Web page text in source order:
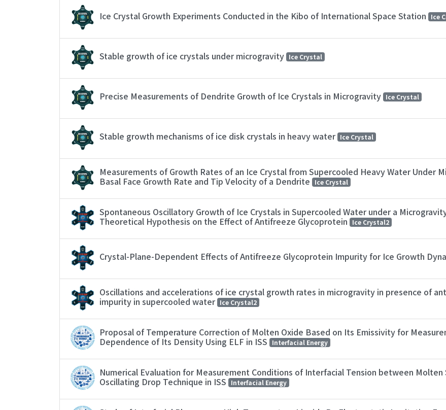
Ice Crystal Growth Experiments Conducted in the Kibo of International Space Station Ice
Stable growth of ice crystals under microgravity Ice Crystal
Precise Measurements of Dendrite Growth of Ice Crystals in Microgravity Ice Crystal
Stable growth mechanisms of ice disk crystals in heavy water Ice Crystal
Measurements of Growth Rates of an Ice Crystal from Supercooled Heavy Water Under
Basal Face Growth Rate and Tip Velocity of a Dendrite Ice Crystal
Spontaneous Oscillatory Growth of Ice Crystals in Supercooled Water under a
Theoretical Hypothesis on the Effect of Antifreeze Glycoprotein Ice Crystal2
Crystal-Plane-Dependent Effects of Antifreeze Glycoprotein Impurity for Ice Growth
Oscillations and accelerations of ice crystal growth rates in microgravity in presence of
impurity in supercooled water Ice Crystal2
Proposal of Temperature Correction of Molten Oxide Based on Its Emissivity for
Dependence of Its Density Using ELF in ISS Interfacial Energy
Numerical Evaluation for Measurement Conditions of Interfacial Tension between
Oscillating Drop Technique in ISS Interfacial Energy